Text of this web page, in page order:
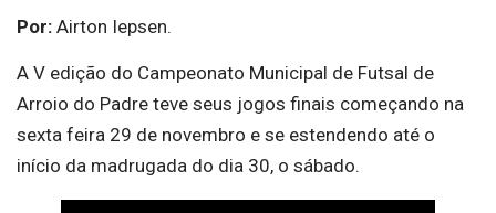
Por: Airton Iepsen.
A V edição do Campeonato Municipal de Futsal de
Arroio do Padre teve seus jogos finais começando na
sexta feira 29 de novembro e se estendendo até o
início da madrugada do dia 30, o sábado.